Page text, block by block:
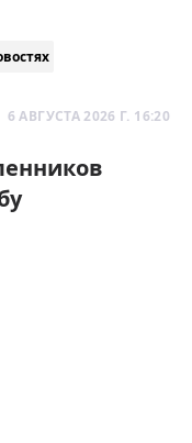
6 АВГУСТА 2026 Г. 16:20